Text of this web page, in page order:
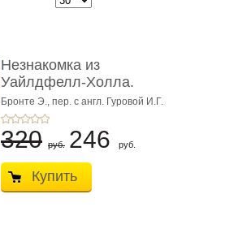
Незнакомка из
Уайлдфелл-Холла.
Роман (Серия «Р� ...
Бронте Э., пер. с англ. Гуровой И.Г.
320 руб. 246 руб.
Купить